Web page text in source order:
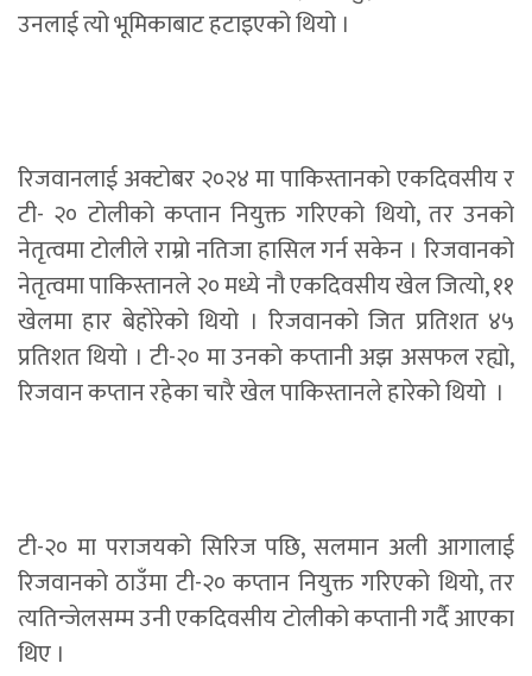
उनलाई त्यो भूमिकाबाट हटाइएको थियो ।
रिजवानलाई अक्टोबर २०२४ मा पाकिस्तानको एकदिवसीय र
टी- २० टोलीको कप्तान नियुक्त गरिएको थियो, तर उनको
नेतृत्वमा टोलीले राम्रो नतिजा हासिल गर्न सकेन । रिजवानको
नेतृत्वमा पाकिस्तानले २० मध्ये नौ एकदिवसीय खेल जित्यो, ११
खेलमा हार बेहोरेको थियो । रिजवानको जित प्रतिशत ४५
प्रतिशत थियो । टी-२० मा उनको कप्तानी अझ असफल रह्यो,
रिजवान कप्तान रहेका चारै खेल पाकिस्तानले हारेको थियो ।
टी-२० मा पराजयको सिरिज पछि, सलमान अली आगालाई
रिजवानको ठाउँमा टी-२० कप्तान नियुक्त गरिएको थियो, तर
त्यतिन्जेलसम्म उनी एकदिवसीय टोलीको कप्तानी गर्दै आएका
थिए ।